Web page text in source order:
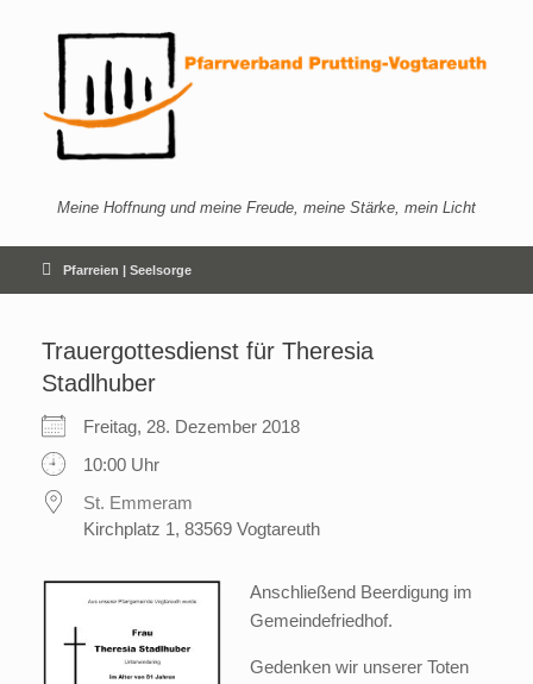
Meine Hoffnung und meine Freude, meine Stärke, mein Licht
Pfarreien | Seelsorge
Trauergottesdienst für Theresia
Stadlhuber
Freitag, 28. Dezember 2018
10:00 Uhr
St. Emmeram
Kirchplatz 1, 83569 Vogtareuth
Anschließend Beerdigung im
Gemeindefriedhof.
Gedenken wir unserer Toten